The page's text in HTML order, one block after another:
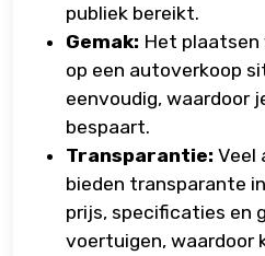
publiek bereikt.
Gemak: Het
op een autoverkoop
eenvoudig, waardoor
bespaart.
Transparantie: Veel
bieden transparante
prijs, specificaties en
voertuigen, waardoor